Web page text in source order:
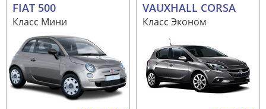
FIAT 500
Класс Мини
VAUXHALL CORSA
Класс Эконом